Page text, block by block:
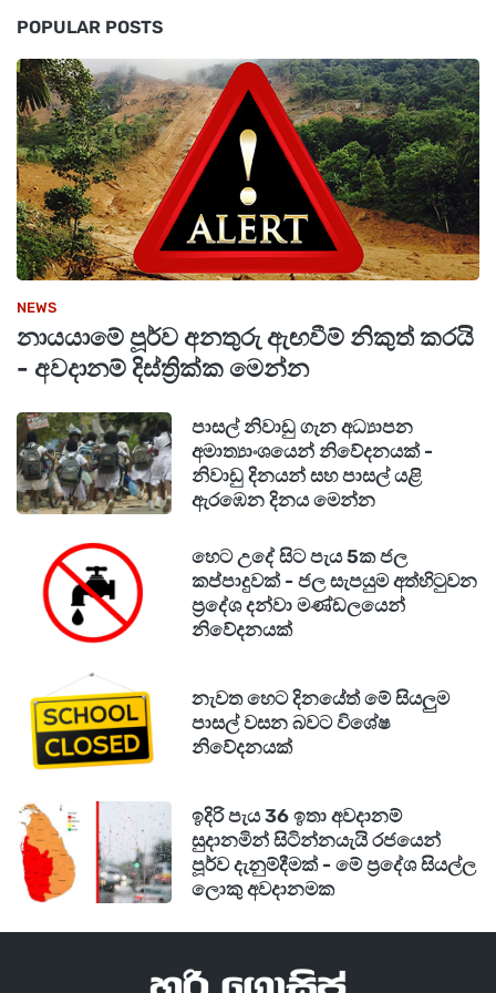
එමෙන්ම ඉන්ධන කෝටාව හේතුවෙන් බෙදා
හැරීම්වලට බලපෑම් එල්ල වී ඇති බව ආනයනික කිරි
පිටි හා තිරිඟු පිටි සමාගම් අමාත්‍යවරයාට
පෙන්වාදෙන ලදී. ආහාර බෙදා හැරීමේ ක්ෂේත්‍රයේ
නියුතු ප්‍රවාහන සේවා සපයන්නන්ගේ ඉන්ධන
අවශ්‍යතා හඳුනා ගැනීමට සහ එම අංශයේ
සැලසුම්කරණය විධිමත් කිරීම අරමුණු කර ගනිමින්
හඳුන්වා දුන් විශේෂ දත්ත රැස්කිරීමේ වැඩසටහනට
ලියාපදිංචි වන ලෙස එහිදී අමාත්‍යවරයා සමාගම්
වෙත උපදෙස් ලබා දුන් බව වැඩිදුරටත් සඳහන්ය.
POPULAR POSTS
NEWS
නායයාමේ පූර්ව අනතුරු ඇඟවීම් නිකුත් කරයි
- අවදානම් දිස්ත්‍රික්ක මෙන්න
පාසල් නිවාඩු ගැන අධ්‍යාපන
අමාත්‍යාංශයෙන් නිවේදනයක් -
නිවාඩු දිනයන් සහ පාසල් යළි
ඇරඹෙන දිනය මෙන්න
හෙට උදේ සිට පැය 5ක ජල
කප්පාදුවක් - ජල සැපයුම අත්හිටුවන
ප්‍රදේශ දන්වා මණ්ඩලයෙන්
නිවේදනයක්
නැවත හෙට දිනයේත් මේ සියලුම
පාසල් වසන බවට විශේෂ
නිවේදනයක්
ඉදිරි පැය 36 ඉතා අවදානම්
සුදානමින් සිටින්නයැයි රජයෙන්
පූර්ව දැනුම්දීමක් - මේ ප්‍රදේශ සියල්ල
ලොකු අවදානමක